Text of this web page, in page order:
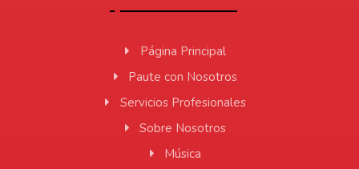
Página Principal
Paute con Nosotros
Servicios Profesionales
Sobre Nosotros
Música